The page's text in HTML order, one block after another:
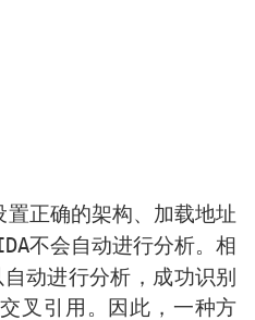
置正确的架构、加载地址
不会自动进行分析。相
自动进行分析，成功识别
叉引用。因此，一种方